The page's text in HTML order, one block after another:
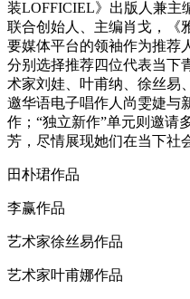
装LOFFICIEL》出版人兼主
联合创始人、主编肖戈，《
要媒体平台的领袖作为推荐
分别选择推荐四位代表当下
术家刘娃、叶甫纳、徐丝易
邀华语电子唱作人尚雯婕与
作；“独立新作”单元则邀请
芳，尽情展现她们在当下社
田朴珺作品
李赢作品
艺术家徐丝易作品
艺术家叶甫娜作品